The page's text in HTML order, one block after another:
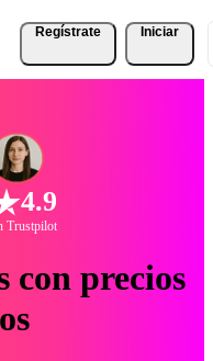
Regístrate Iniciar
4.9
Trustpilot
con precios